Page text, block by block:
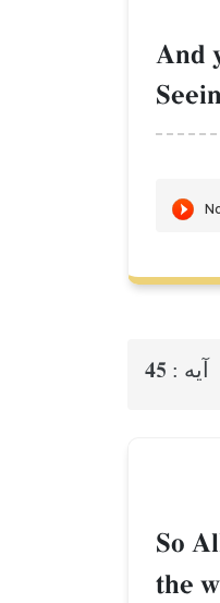
And
آيه : 45
So
the